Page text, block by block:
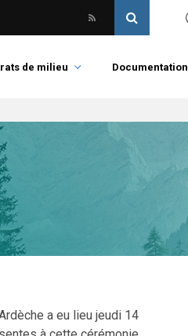
de milieu Documentation
a eu lieu jeudi 14